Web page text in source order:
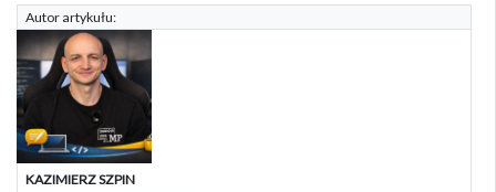
Autor artykułu:
KAZIMIERZ SZPIN